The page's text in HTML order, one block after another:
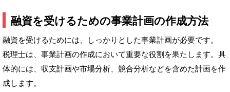
融資を受けるための事業計画の作成方法
融資を受けるためには、しっかりとした事業計画が必要です。
税理士は、事業計画の作成において重要な役割を果たします。具
体的には、収支計画や市場分析、競合分析などを含めた計画を作
成します。